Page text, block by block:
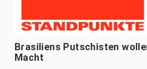
Brasiliens Putschisten
Macht